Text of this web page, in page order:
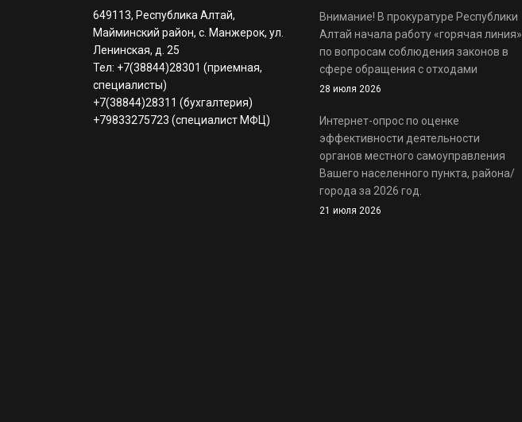
649113, Республика Алтай,
Майминский район, с. Манжерок, ул.
Ленинская, д. 25
Тел: +7(38844)28301 (приемная,
специалисты)
+7(38844)28311 (бухгалтерия)
+79833275723 (специалист МФЦ)
Внимание! В прокуратуре Республики
Алтай начала работу «горячая линия»
по вопросам соблюдения законов в
сфере обращения с отходами
28 июля 2026
Интернет-опрос по оценке
эффективности деятельности
органов местного самоуправления
Вашего населенного пункта, района/
города за 2026 год.
21 июля 2026